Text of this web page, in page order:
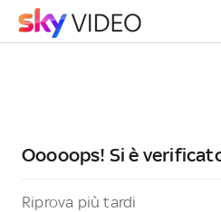
Ooooops! Si è
Riprova più tardi